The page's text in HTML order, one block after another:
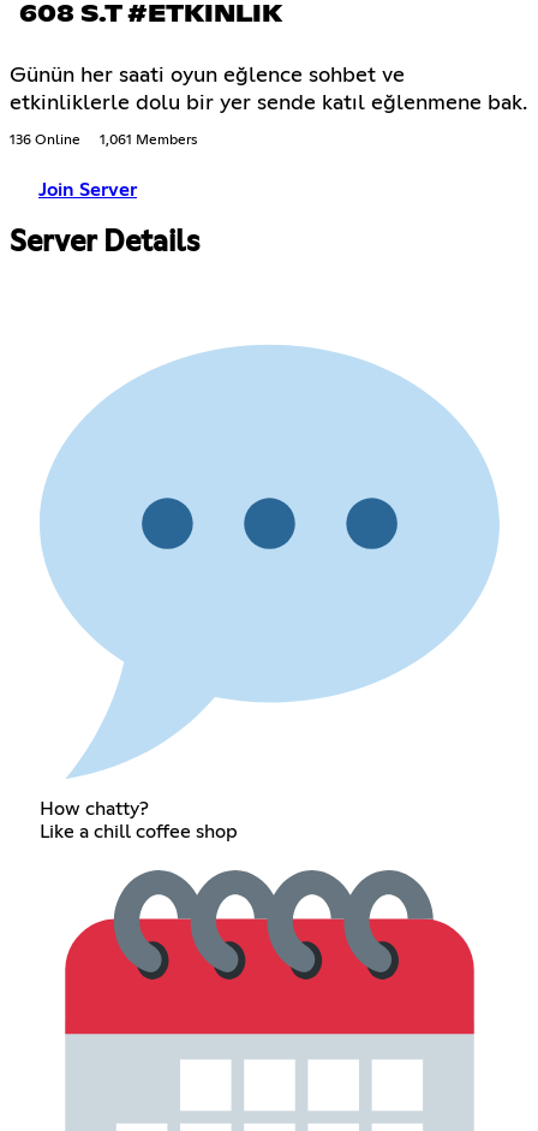
608 S.T #ETKINLIK
Günün her saati oyun eğlence sohbet ve
etkinliklerle dolu bir yer sende katıl eğlenmene bak.
136 Online 1,061 Members
Join Server
Server Details
How chatty?
Like a chill coffee shop